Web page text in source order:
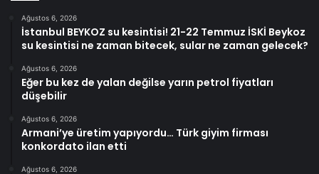
Ağustos 6, 2026
İstanbul BEYKOZ su kesintisi! 21-22 Temmuz İSKİ Beykoz
su kesintisi ne zaman bitecek, sular ne zaman gelecek?
Ağustos 6, 2026
Eğer bu kez de yalan değilse yarın petrol fiyatları
düşebilir
Ağustos 6, 2026
Armani’ye üretim yapıyordu… Türk giyim firması
konkordato ilan etti
Ağustos 6, 2026